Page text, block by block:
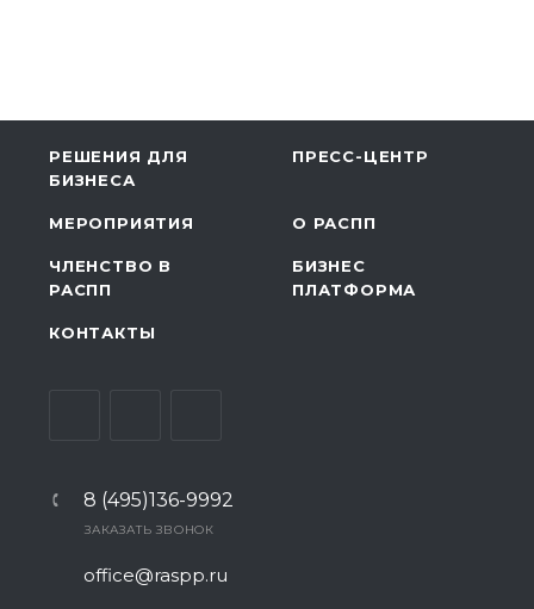
РЕШЕНИЯ ДЛЯ
БИЗНЕСА
ПРЕСС-ЦЕНТР
МЕРОПРИЯТИЯ О РАСПП
ЧЛЕНСТВО В
РАСПП
БИЗНЕС
ПЛАТФОРМА
КОНТАКТЫ
8 (495)136-9992
ЗАКАЗАТЬ ЗВОНОК
office@raspp.ru